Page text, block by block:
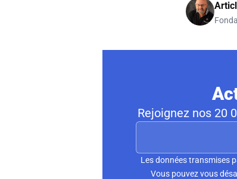
Rejoignez nos 20
Les données transmises
Vous pouvez vous